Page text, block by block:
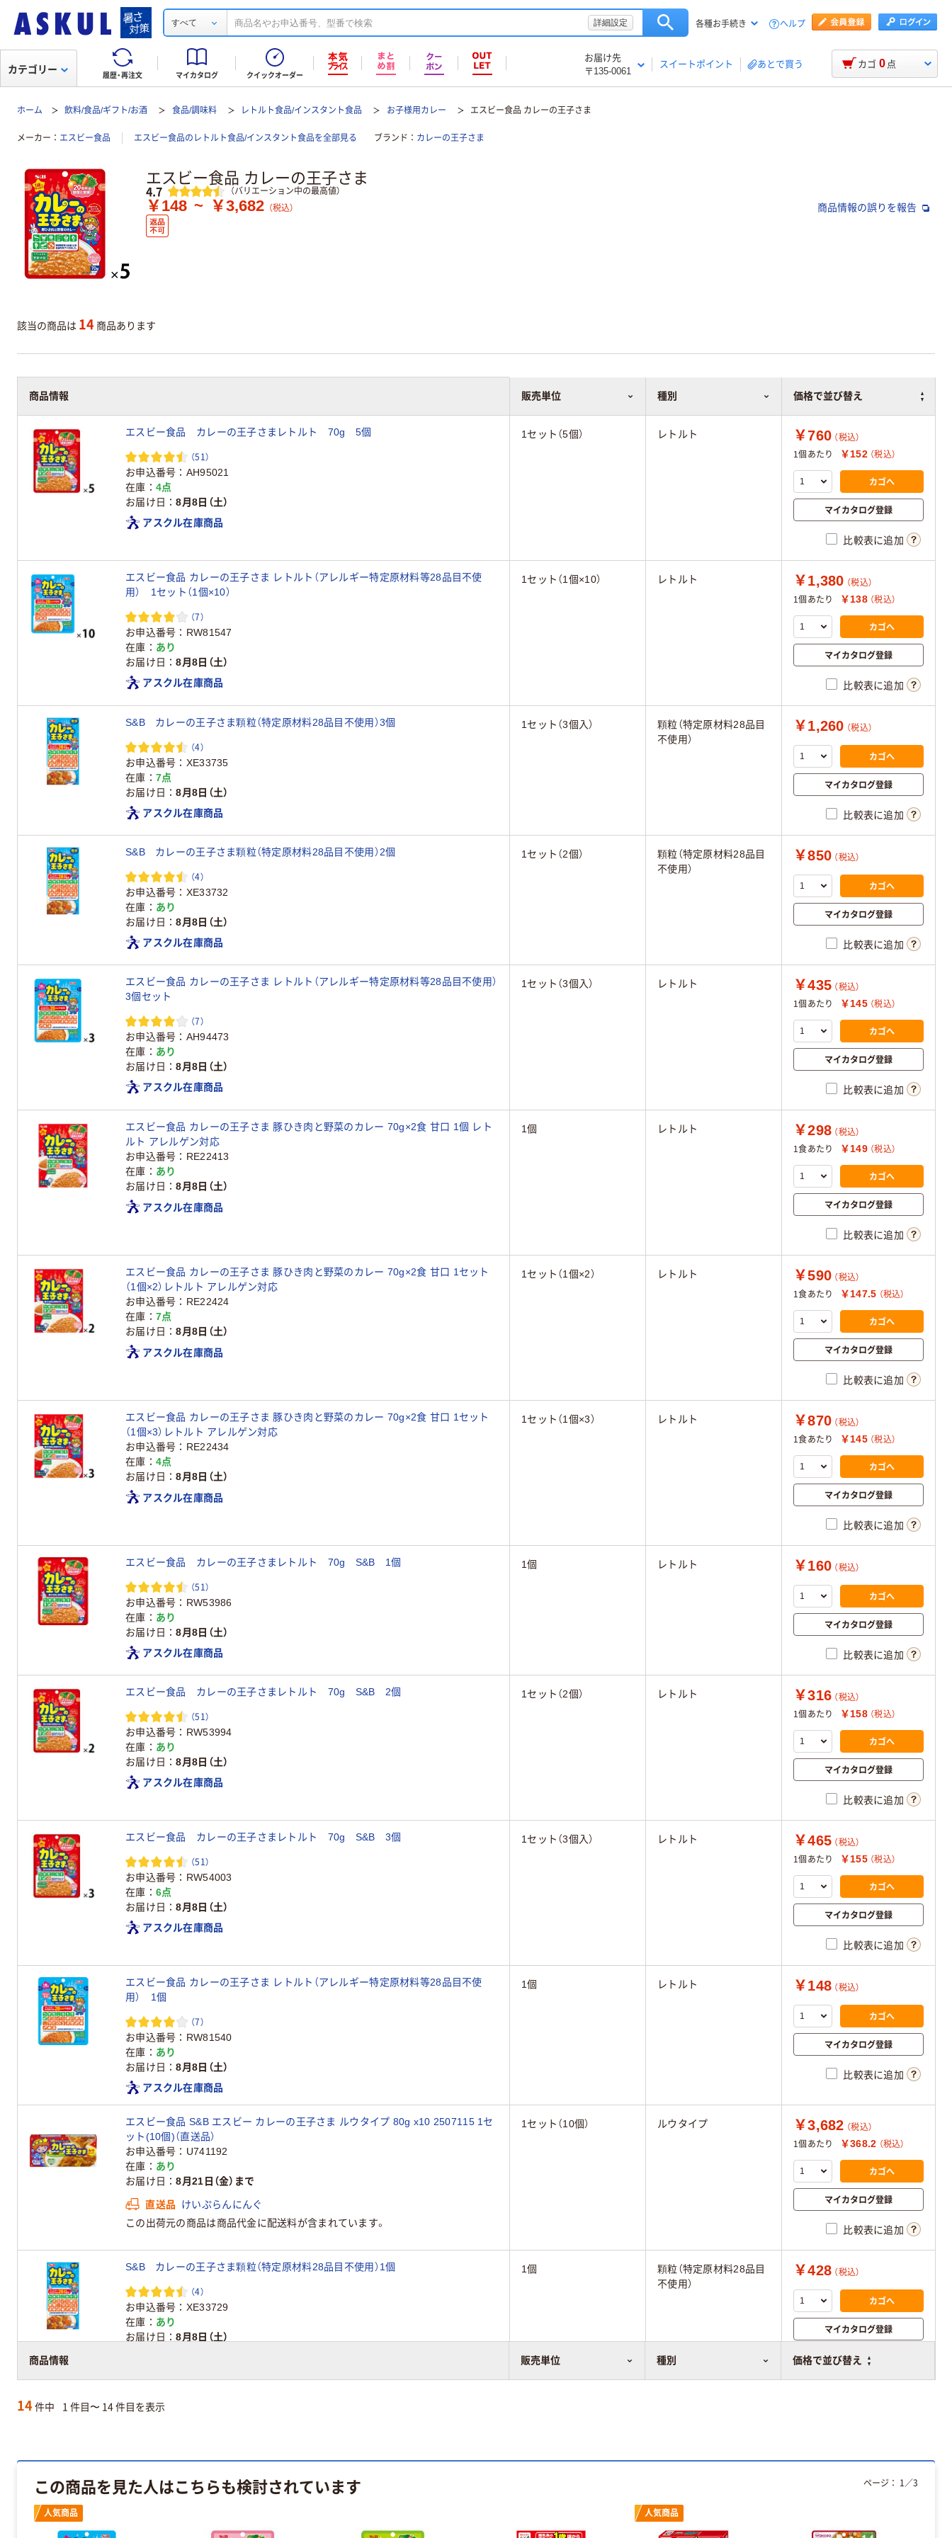
すべて 詳細設定 各種お手続き ヘルプ
履歴・再注文 マイカタログ クイックオーダー
お届け先
〒135-0061
スイートポイント あとで買う
カテゴリー カゴ 0 点
ホーム 飲料/食品/ギフト/お酒 食品/調味料 レトルト食品/インスタント食品 お子様用カレー エスビー食品 カレーの王子さま
メーカー エスビー食品 エスビー食品のレトルト食品/インスタント食品を全部見る ブランド カレーの王子さま
エスビー食品 カレーの王子さま
レビュー
4.7 （バリエーション中の最高値）
￥148 ~ ￥3,682 （税込） 商品情報の誤りを報告
該当の商品は 14 商品あります
商品情報 販売単位 種別 価格で並び替え
商品情報 販売単位 種別 価格で並び替え
エスビー食品 カレーの王子さまレトルト 70g 5個
（51）
お申込番号
AH95021
在庫
4点
お届け日
8月8日（土）
アスクル在庫商品
1セット（5個） レトルト ￥760 （税込）
1個あたり
￥152 （税込）
カゴへ
マイカタログ登録
比較表に追加
エスビー食品 カレーの王子さま レトルト（アレルギー特定原材料等28品目不使
用） 1セット（1個×10）
（7）
お申込番号
RW81547
在庫
あり
お届け日
8月8日（土）
アスクル在庫商品
1セット（1個×10） レトルト ￥1,380 （税込）
1個あたり
￥138 （税込）
カゴへ
マイカタログ登録
比較表に追加
S&B カレーの王子さま顆粒（特定原材料28品目不使用）3個
（4）
お申込番号
XE33735
在庫
7点
お届け日
8月8日（土）
アスクル在庫商品
1セット（3個入）
顆粒（特定原材料28品目
不使用）
￥1,260 （税込）
カゴへ
マイカタログ登録
比較表に追加
S&B カレーの王子さま顆粒（特定原材料28品目不使用）2個
（4）
お申込番号
XE33732
在庫
あり
お届け日
8月8日（土）
アスクル在庫商品
1セット（2個）
顆粒（特定原材料28品目
不使用）
￥850 （税込）
カゴへ
マイカタログ登録
比較表に追加
エスビー食品 カレーの王子さま レトルト（アレルギー特定原材料等28品目不使用）
3個セット
（7）
お申込番号
AH94473
在庫
あり
お届け日
8月8日（土）
アスクル在庫商品
1セット（3個入） レトルト ￥435 （税込）
1個あたり
￥145 （税込）
カゴへ
マイカタログ登録
比較表に追加
エスビー食品 カレーの王子さま 豚ひき肉と野菜のカレー 70g×2食 甘口 1個 レト
ルト アレルゲン対応
お申込番号
RE22413
在庫
あり
お届け日
8月8日（土）
アスクル在庫商品
1個 レトルト ￥298 （税込）
1食あたり
￥149 （税込）
カゴへ
マイカタログ登録
比較表に追加
エスビー食品 カレーの王子さま 豚ひき肉と野菜のカレー 70g×2食 甘口 1セット
（1個×2）レトルト アレルゲン対応
お申込番号
RE22424
在庫
7点
お届け日
8月8日（土）
アスクル在庫商品
1セット（1個×2） レトルト ￥590 （税込）
1食あたり
￥147.5 （税込）
カゴへ
マイカタログ登録
比較表に追加
エスビー食品 カレーの王子さま 豚ひき肉と野菜のカレー 70g×2食 甘口 1セット
（1個×3）レトルト アレルゲン対応
お申込番号
RE22434
在庫
4点
お届け日
8月8日（土）
アスクル在庫商品
1セット（1個×3） レトルト ￥870 （税込）
1食あたり
￥145 （税込）
カゴへ
マイカタログ登録
比較表に追加
エスビー食品 カレーの王子さまレトルト 70g S&B 1個
（51）
お申込番号
RW53986
在庫
あり
お届け日
8月8日（土）
アスクル在庫商品
1個 レトルト ￥160 （税込）
カゴへ
マイカタログ登録
比較表に追加
エスビー食品 カレーの王子さまレトルト 70g S&B 2個
（51）
お申込番号
RW53994
在庫
あり
お届け日
8月8日（土）
アスクル在庫商品
1セット（2個） レトルト ￥316 （税込）
1個あたり
￥158 （税込）
カゴへ
マイカタログ登録
比較表に追加
エスビー食品 カレーの王子さまレトルト 70g S&B 3個
（51）
お申込番号
RW54003
在庫
6点
お届け日
8月8日（土）
アスクル在庫商品
1セット（3個入） レトルト ￥465 （税込）
1個あたり
￥155 （税込）
カゴへ
マイカタログ登録
比較表に追加
エスビー食品 カレーの王子さま レトルト（アレルギー特定原材料等28品目不使
用） 1個
（7）
お申込番号
RW81540
在庫
あり
お届け日
8月8日（土）
アスクル在庫商品
1個 レトルト ￥148 （税込）
カゴへ
マイカタログ登録
比較表に追加
エスビー食品 S&B エスビー カレーの王子さま ルウタイプ 80g x10 2507115 1セ
ット(10個)（直送品）
お申込番号
U741192
在庫
あり
お届け日
8月21日（金）まで
直送品
けいぷらんにんぐ
この出荷元の商品は商品代金に配送料が含まれています。
1セット（10個） ルウタイプ ￥3,682 （税込）
1個あたり
￥368.2 （税込）
カゴへ
マイカタログ登録
比較表に追加
S&B カレーの王子さま顆粒（特定原材料28品目不使用）1個
（4）
お申込番号
XE33729
在庫
あり
お届け日
8月8日（土）
1個
顆粒（特定原材料28品目
不使用）
￥428 （税込）
カゴへ
マイカタログ登録
比較表に追加
14 件中 1 件目〜 14 件目を表示
この商品を見た人はこちらも検討されています
人気商品 人気商品
ページ： 1 ／3